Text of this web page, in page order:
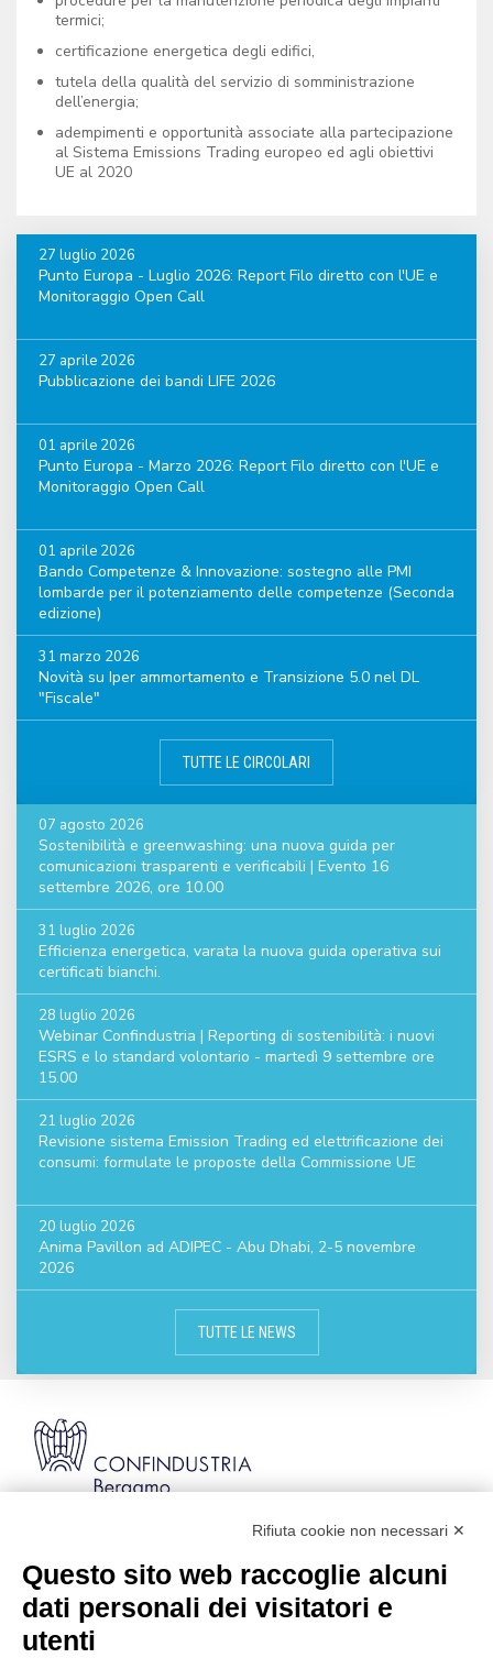
termici;
certificazione energetica degli edifici,
tutela della qualità del servizio di somministrazione
dell’energia;
adempimenti e opportunità associate alla partecipazione
al Sistema Emissions Trading europeo ed agli obiettivi
UE al 2020
27 luglio 2026
Punto Europa - Luglio 2026: Report Filo diretto con l'UE e
Monitoraggio Open Call
27 aprile 2026
Pubblicazione dei bandi LIFE 2026
01 aprile 2026
Punto Europa - Marzo 2026: Report Filo diretto con l'UE e
Monitoraggio Open Call
01 aprile 2026
Bando Competenze & Innovazione: sostegno alle PMI
lombarde per il potenziamento delle competenze (Seconda
edizione)
31 marzo 2026
Novità su Iper ammortamento e Transizione 5.0 nel DL
"Fiscale"
TUTTE LE CIRCOLARI
07 agosto 2026
Sostenibilità e greenwashing: una nuova guida per
comunicazioni trasparenti e verificabili | Evento 16
settembre 2026, ore 10.00
31 luglio 2026
Efficienza energetica, varata la nuova guida operativa sui
certificati bianchi.
28 luglio 2026
Webinar Confindustria | Reporting di sostenibilità: i nuovi
ESRS e lo standard volontario - martedì 9 settembre ore
15.00
21 luglio 2026
Revisione sistema Emission Trading ed elettrificazione dei
consumi: formulate le proposte della Commissione UE
20 luglio 2026
Anima Pavillon ad ADIPEC - Abu Dhabi, 2-5 novembre
2026
TUTTE LE NEWS
Codice Fiscale: 80021750163 | PEC:
info@pec.confindustriabergamo.it
Rifiuta cookie non necessari ✕
Questo sito web raccoglie alcuni
dati personali dei visitatori e
utenti